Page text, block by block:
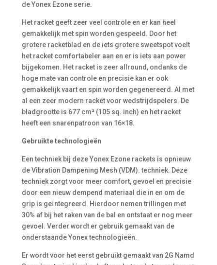
de Yonex Ezone serie.
Het racket geeft zeer veel controle en er kan heel
gemakkelijk met spin worden gespeeld. Door het
grotere racketblad en de iets grotere sweetspot voelt
het racket comfortabeler aan en er is iets aan power
bijgekomen. Het racket is zeer allround, ondanks de
hoge mate van controle en precisie kan er ook
gemakkelijk vaart en spin worden gegenereerd. Al met
al een zeer modern racket voor wedstrijdspelers. De
bladgrootte is 677 cm² (105 sq. inch) en het racket
heeft een snarenpatroon van 16×18.
Gebruikte technologieën
Een techniek bij deze Yonex Ezone rackets is opnieuw
de Vibration Dampening Mesh (VDM). techniek. Deze
techniek zorgt voor meer comfort, gevoel en precisie
door een nieuw dempend materiaal die in en om de
grip is geïntegreerd. Hierdoor nemen trillingen met
30% af bij het raken van de bal en ontstaat er nog meer
gevoel. Verder wordt er gebruik gemaakt van de
onderstaande Yonex technologieën.
Er wordt voor het eerst gebruikt gemaakt van 2G Namd